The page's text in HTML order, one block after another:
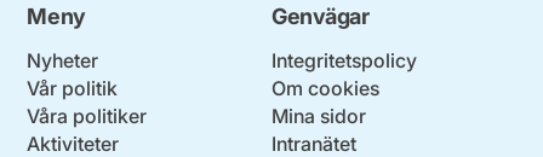
Meny
Nyheter
Vår politik
Våra politiker
Aktiviteter
Genvägar
Integritetspolicy
Om cookies
Mina sidor
Intranätet